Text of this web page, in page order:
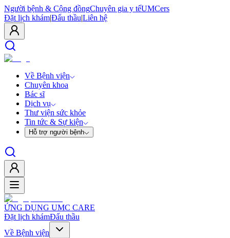
Người bệnh & Cộng đồngChuyên gia y tếUMCers
Đặt lịch khám|Đấu thầu|Liên hệ
Về Bệnh viện
Chuyên khoa
Bác sĩ
Dịch vụ
Thư viện sức khỏe
Tin tức & Sự kiện
Hỗ trợ người bệnh
ỨNG DỤNG UMC CARE
Đặt lịch khámĐấu thầu
Về Bệnh viện